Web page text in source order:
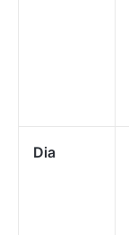
Dia